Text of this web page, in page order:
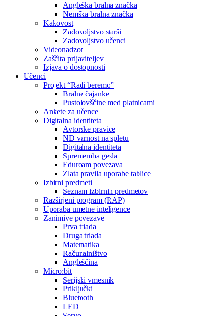
Angleška bralna značka
Nemška bralna značka
Kakovost
Zadovoljstvo starši
Zadovoljstvo učenci
Videonadzor
Zaščita prijaviteljev
Izjava o dostopnosti
Učenci
Projekt “Radi beremo”
Bralne čajanke
Pustolovščine med platnicami
Ankete za učence
Digitalna identiteta
Avtorske pravice
ND varnost na spletu
Digitalna identiteta
Sprememba gesla
Eduroam povezava
Zlata pravila uporabe tablice
Izbirni predmeti
Seznam izbirnih predmetov
Razširjeni program (RAP)
Uporaba umetne inteligence
Zanimive povezave
Prva triada
Druga triada
Matematika
Računalništvo
Angleščina
Micro:bit
Serijski vmesnik
Priključki
Bluetooth
LED